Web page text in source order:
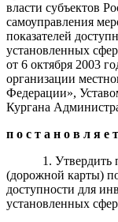
власти субъектов
самоуправления
показателей
установленных
от 6 октября 2003
организации
Федерации»,
Кургана
п о с т а н о в л я е т
1. Утвердить
(дорожной карты)
доступности для
установленных